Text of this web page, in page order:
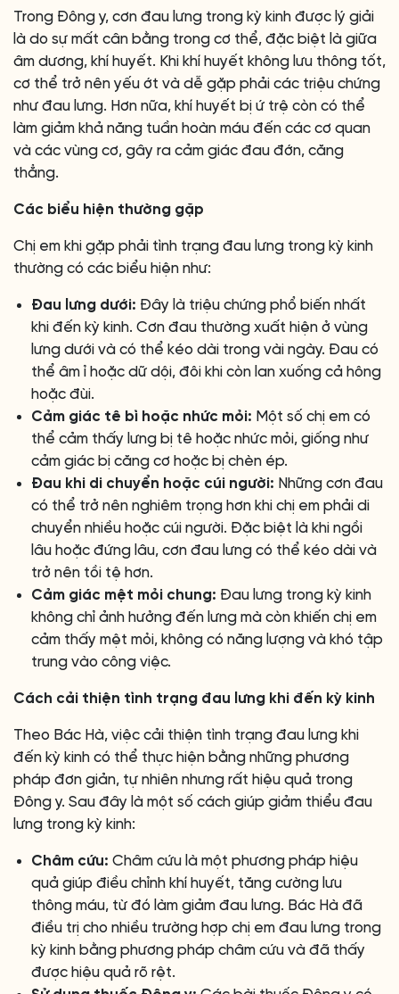
Trong Đông y, cơn đau lưng trong kỳ kinh được lý giải
là do sự mất cân bằng trong cơ thể, đặc biệt là giữa
âm dương, khí huyết. Khi khí huyết không lưu thông tốt,
cơ thể trở nên yếu ớt và dễ gặp phải các triệu chứng
như đau lưng. Hơn nữa, khí huyết bị ứ trệ còn có thể
làm giảm khả năng tuần hoàn máu đến các cơ quan
và các vùng cơ, gây ra cảm giác đau đớn, căng
thẳng.
Các biểu hiện thường gặp
Chị em khi gặp phải tình trạng đau lưng trong kỳ kinh
thường có các biểu hiện như:
Đau lưng dưới: Đây là triệu chứng phổ biến nhất
khi đến kỳ kinh. Cơn đau thường xuất hiện ở vùng
lưng dưới và có thể kéo dài trong vài ngày. Đau có
thể âm ỉ hoặc dữ dội, đôi khi còn lan xuống cả hông
hoặc đùi.
Cảm giác tê bì hoặc nhức mỏi: Một số chị em có
thể cảm thấy lưng bị tê hoặc nhức mỏi, giống như
cảm giác bị căng cơ hoặc bị chèn ép.
Đau khi di chuyển hoặc cúi người: Những cơn đau
có thể trở nên nghiêm trọng hơn khi chị em phải di
chuyển nhiều hoặc cúi người. Đặc biệt là khi ngồi
lâu hoặc đứng lâu, cơn đau lưng có thể kéo dài và
trở nên tồi tệ hơn.
Cảm giác mệt mỏi chung: Đau lưng trong kỳ kinh
không chỉ ảnh hưởng đến lưng mà còn khiến chị em
cảm thấy mệt mỏi, không có năng lượng và khó tập
trung vào công việc.
Cách cải thiện tình trạng đau lưng khi đến kỳ kinh
Theo Bác Hà, việc cải thiện tình trạng đau lưng khi
đến kỳ kinh có thể thực hiện bằng những phương
pháp đơn giản, tự nhiên nhưng rất hiệu quả trong
Đông y. Sau đây là một số cách giúp giảm thiểu đau
lưng trong kỳ kinh:
Châm cứu: Châm cứu là một phương pháp hiệu
quả giúp điều chỉnh khí huyết, tăng cường lưu
thông máu, từ đó làm giảm đau lưng. Bác Hà đã
điều trị cho nhiều trường hợp chị em đau lưng trong
kỳ kinh bằng phương pháp châm cứu và đã thấy
được hiệu quả rõ rệt.